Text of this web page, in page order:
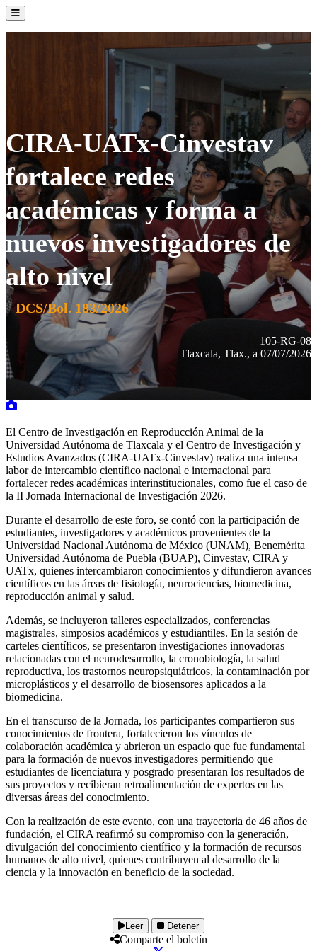
CIRA-UATx-Cinvestav
fortalece redes
académicas y forma a
nuevos investigadores de
alto nivel
DCS/Bol. 183/2026
105-RG-08
Tlaxcala, Tlax., a 07/07/2026
El Centro de Investigación en Reproducción Animal de la
Universidad Autónoma de Tlaxcala y el Centro de Investigación y
Estudios Avanzados (CIRA-UATx-Cinvestav) realiza una intensa
labor de intercambio científico nacional e internacional para
fortalecer redes académicas interinstitucionales, como fue el caso de
la II Jornada Internacional de Investigación 2026.
Durante el desarrollo de este foro, se contó con la participación de
estudiantes, investigadores y académicos provenientes de la
Universidad Nacional Autónoma de México (UNAM), Benemérita
Universidad Autónoma de Puebla (BUAP), Cinvestav, CIRA y
UATx, quienes intercambiaron conocimientos y difundieron avances
científicos en las áreas de fisiología, neurociencias, biomedicina,
reproducción animal y salud.
Además, se incluyeron talleres especializados, conferencias
magistrales, simposios académicos y estudiantiles. En la sesión de
carteles científicos, se presentaron investigaciones innovadoras
relacionadas con el neurodesarrollo, la cronobiología, la salud
reproductiva, los trastornos neuropsiquiátricos, la contaminación por
microplásticos y el desarrollo de biosensores aplicados a la
biomedicina.
En el transcurso de la Jornada, los participantes compartieron sus
conocimientos de frontera, fortalecieron los vínculos de
colaboración académica y abrieron un espacio que fue fundamental
para la formación de nuevos investigadores permitiendo que
estudiantes de licenciatura y posgrado presentaran los resultados de
sus proyectos y recibieran retroalimentación de expertos en las
diversas áreas del conocimiento.
Con la realización de este evento, con una trayectoria de 46 años de
fundación, el CIRA reafirmó su compromiso con la generación,
divulgación del conocimiento científico y la formación de recursos
humanos de alto nivel, quienes contribuyen al desarrollo de la
ciencia y la innovación en beneficio de la sociedad.
Leer Detener
Comparte el boletín